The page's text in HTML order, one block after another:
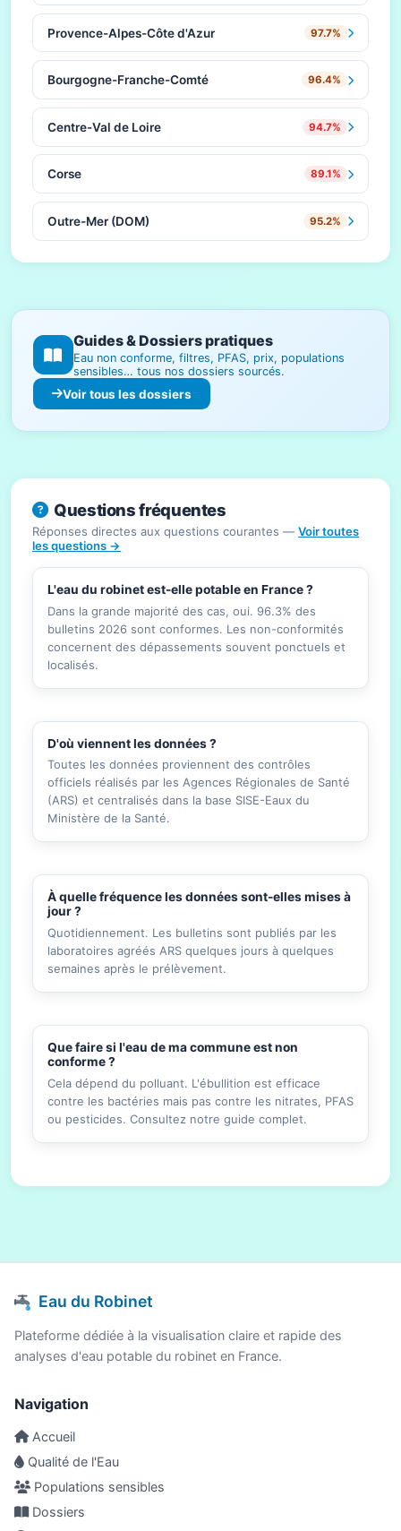
Provence-Alpes-Côte d'Azur 97.7%
Bourgogne-Franche-Comté 96.4%
Centre-Val de Loire 94.7%
Corse 89.1%
Outre-Mer (DOM) 95.2%
Guides & Dossiers pratiques
Eau non conforme, filtres, PFAS, prix, populations
sensibles… tous nos dossiers sourcés.
Voir tous les dossiers
Questions fréquentes
Réponses directes aux questions courantes — Voir toutes
les questions →
L'eau du robinet est-elle potable en France ?
Dans la grande majorité des cas, oui. 96.3% des
bulletins 2026 sont conformes. Les non-conformités
concernent des dépassements souvent ponctuels et
localisés.
D'où viennent les données ?
Toutes les données proviennent des contrôles
officiels réalisés par les Agences Régionales de Santé
(ARS) et centralisés dans la base SISE-Eaux du
Ministère de la Santé.
À quelle fréquence les données sont-elles mises à
jour ?
Quotidiennement. Les bulletins sont publiés par les
laboratoires agréés ARS quelques jours à quelques
semaines après le prélèvement.
Que faire si l'eau de ma commune est non
conforme ?
Cela dépend du polluant. L'ébullition est efficace
contre les bactéries mais pas contre les nitrates, PFAS
ou pesticides. Consultez notre guide complet.
Eau du Robinet
Plateforme dédiée à la visualisation claire et rapide des
analyses d'eau potable du robinet en France.
Navigation
Accueil
Qualité de l'Eau
Populations sensibles
Dossiers